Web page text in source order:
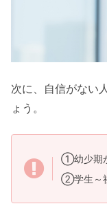
次に、自信がない
ょう。
①幼少期
②学生～